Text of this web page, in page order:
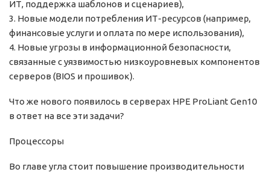
ИТ, поддержка шаблонов и сценариев),
3. Новые модели потребления ИТ-ресурсов (например,
финансовые услуги и оплата по мере использования),
4. Новые угрозы в информационной безопасности,
связанные с уязвимостью низкоуровневых компонентов
серверов (BIOS и прошивок).
Что же нового появилось в серверах HPE ProLiant Gen10
в ответ на все эти задачи?
Процессоры
Во главе угла стоит повышение производительности